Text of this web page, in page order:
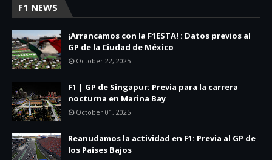
F1 NEWS
¡Arrancamos con la F1ESTA! : Datos previos al
GP de la Ciudad de México
October 22, 2025
F1 | GP de Singapur: Previa para la carrera
nocturna en Marina Bay
October 01, 2025
Reanudamos la actividad en F1: Previa al GP de
los Países Bajos